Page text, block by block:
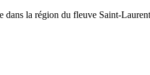
dans la région du fleuve Saint-